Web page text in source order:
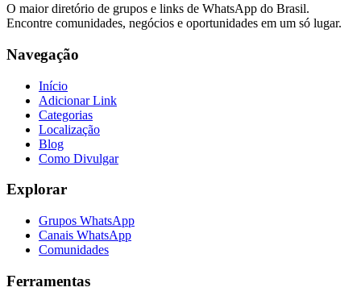
O maior diretório de grupos e links de WhatsApp do Brasil.
Encontre comunidades, negócios e oportunidades em um só lugar.
Navegação
Início
Adicionar Link
Categorias
Localização
Blog
Como Divulgar
Explorar
Grupos WhatsApp
Canais WhatsApp
Comunidades
Ferramentas